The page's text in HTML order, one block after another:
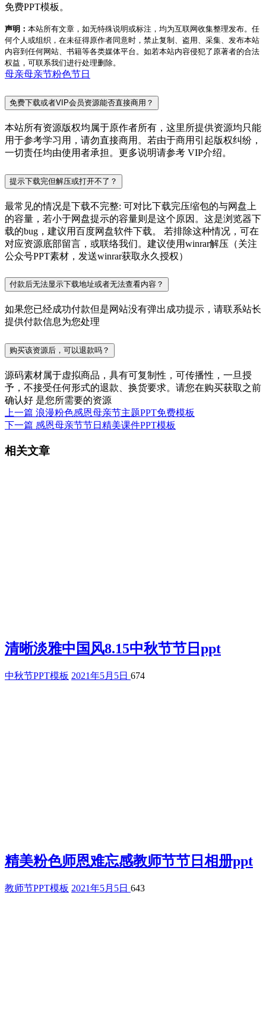
免费PPT模板。
声明： 本站所有文章，如无特殊说明或标注，均为互联网收集整理发布。任
何个人或组织，在未征得原作者同意时，禁止复制、盗用、采集、发布本站
内容到任何网站、书籍等各类媒体平台。如若本站内容侵犯了原著者的合法
权益，可联系我们进行处理删除。
母亲母亲节粉色节日
免费下载或者VIP会员资源能否直接商用？
本站所有资源版权均属于原作者所有，这里所提供资源均只能
用于参考学习用，请勿直接商用。若由于商用引起版权纠纷，
一切责任均由使用者承担。更多说明请参考 VIP介绍。
提示下载完但解压或打开不了？
最常见的情况是下载不完整: 可对比下载完压缩包的与网盘上
的容量，若小于网盘提示的容量则是这个原因。这是浏览器下
载的bug，建议用百度网盘软件下载。 若排除这种情况，可在
对应资源底部留言，或联络我们。建议使用winrar解压（关注
公众号PPT素材，发送winrar获取永久授权）
付款后无法显示下载地址或者无法查看内容？
如果您已经成功付款但是网站没有弹出成功提示，请联系站长
提供付款信息为您处理
购买该资源后，可以退款吗？
源码素材属于虚拟商品，具有可复制性，可传播性，一旦授
予，不接受任何形式的退款、换货要求。请您在购买获取之前
确认好 是您所需要的资源
上一篇 浪漫粉色感恩母亲节主题PPT免费模板
下一篇 感恩母亲节节日精美课件PPT模板
相关文章
清晰淡雅中国风8.15中秋节节日ppt
中秋节PPT模板 2021年5月5日 674
精美粉色师恩难忘感教师节节日相册ppt
教师节PPT模板 2021年5月5日 643